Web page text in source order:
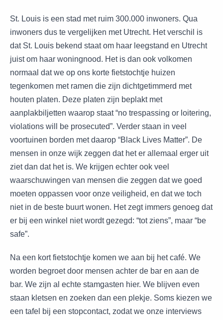
St. Louis is een stad met ruim 300.000 inwoners. Qua
inwoners dus te vergelijken met Utrecht. Het verschil is
dat St. Louis bekend staat om haar leegstand en Utrecht
juist om haar woningnood. Het is dan ook volkomen
normaal dat we op ons korte fietstochtje huizen
tegenkomen met ramen die zijn dichtgetimmerd met
houten platen. Deze platen zijn beplakt met
aanplakbiljetten waarop staat “no trespassing or loitering,
violations will be prosecuted”. Verder staan in veel
voortuinen borden met daarop “Black Lives Matter”. De
mensen in onze wijk zeggen dat het er allemaal erger uit
ziet dan dat het is. We krijgen echter ook veel
waarschuwingen van mensen die zeggen dat we goed
moeten oppassen voor onze veiligheid, en dat we toch
niet in de beste buurt wonen. Het zegt immers genoeg dat
er bij een winkel niet wordt gezegd: “tot ziens”, maar “be
safe”.
Na een kort fietstochtje komen we aan bij het café. We
worden begroet door mensen achter de bar en aan de
bar. We zijn al echte stamgasten hier. We blijven even
staan kletsen en zoeken dan een plekje. Soms kiezen we
een tafel bij een stopcontact, zodat we onze interviews